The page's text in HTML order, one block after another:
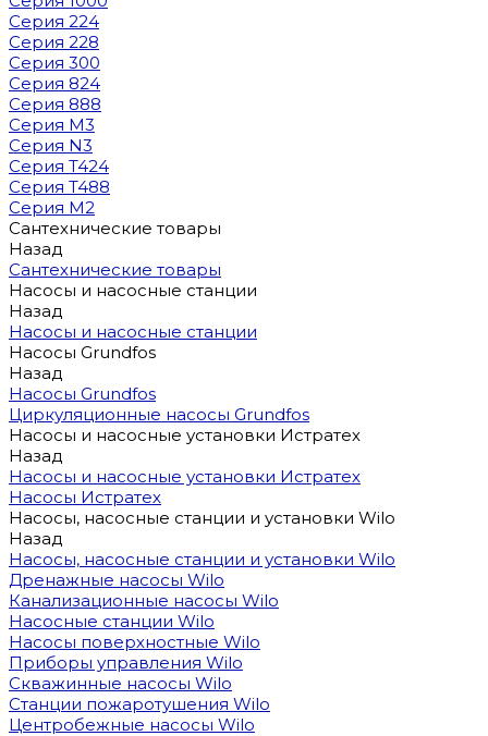
Серия 224
Серия 228
Серия 300
Серия 824
Серия 888
Серия M3
Серия N3
Серия T424
Серия T488
Серия М2
Сантехнические товары
Назад
Сантехнические товары
Насосы и насосные станции
Назад
Насосы и насосные станции
Насосы Grundfos
Назад
Насосы Grundfos
Циркуляционные насосы Grundfos
Насосы и насосные установки Истратех
Назад
Насосы и насосные установки Истратех
Насосы Истратех
Насосы, насосные станции и установки Wilo
Назад
Насосы, насосные станции и установки Wilo
Дренажные насосы Wilo
Канализационные насосы Wilo
Насосные станции Wilo
Насосы поверхностные Wilo
Приборы управления Wilo
Скважинные насосы Wilo
Станции пожаротушения Wilo
Центробежные насосы Wilo